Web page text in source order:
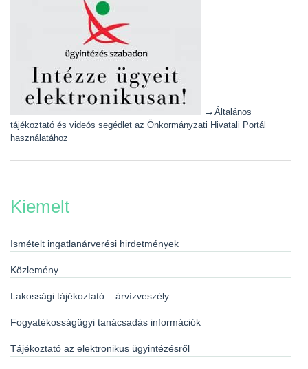
→ Általános
tájékoztató és videós segédlet az Önkormányzati Hivatali Portál
használatához
Kiemelt
Ismételt ingatlanárverési hirdetmények
Közlemény
Lakossági tájékoztató – árvízveszély
Fogyatékosságügyi tanácsadás információk
Tájékoztató az elektronikus ügyintézésről